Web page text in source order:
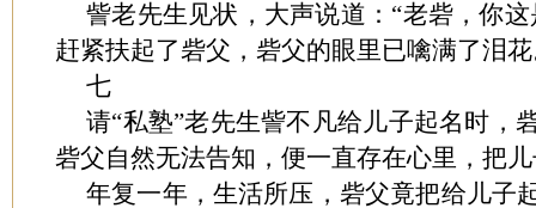
訾老先生见状，大声说道：“老砦，你
赶紧扶起了砦父，砦父的眼里已噙满了泪
七
请“私塾”老先生訾不凡给儿子起名时，
砦父自然无法告知，便一直存在心里，把
年复一年，生活所压，砦父竟把给儿子